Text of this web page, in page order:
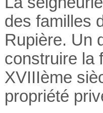
des familles
Rupière. Un
construire la
XVIIIème
propriété